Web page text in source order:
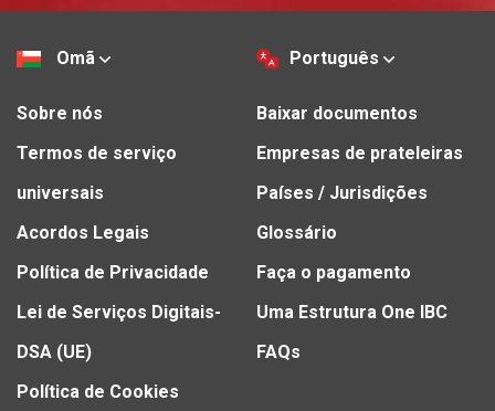
Omã Português
Sobre nós
Termos de serviço
universais
Acordos Legais
Política de Privacidade
Lei de Serviços Digitais-
DSA (UE)
Política de Cookies
Baixar documentos
Empresas de prateleiras
Países / Jurisdições
Glossário
Faça o pagamento
Uma Estrutura One IBC
FAQs